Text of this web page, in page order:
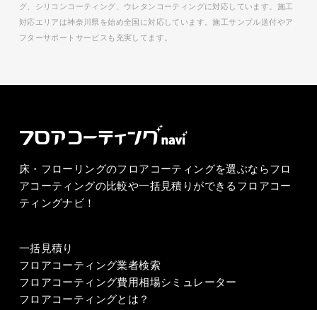
グ、シリコンコーティング、ウレタンコーティングに対応しています。施工
対応エリアは神奈川県を始め全国に対応しています。施工サンプル送付やア
フターサポートサービスも充実してます。
床・フローリングのフロアコーティングを選ぶならフロ
アコーティングの比較や一括見積りができるフロアコー
ティングナビ！
一括見積り
フロアコーティング業者検索
フロアコーティング費用相場シミュレーター
フロアコーティングとは？